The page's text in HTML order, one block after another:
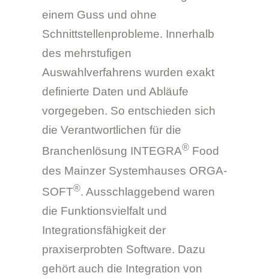
einem Guss und ohne
Schnittstellenprobleme. Innerhalb
des mehrstufigen
Auswahlverfahrens wurden exakt
definierte Daten und Abläufe
vorgegeben. So entschieden sich
die Verantwortlichen für die
Branchenlösung INTEGRA®Food
des Mainzer Systemhauses ORGA-
SOFT®. Ausschlaggebend waren
die Funktionsvielfalt und
Integrationsfähigkeit der
praxiserprobten Software. Dazu
gehört auch die Integration von